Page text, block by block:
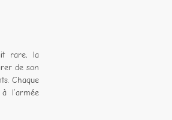
rare, la
de son
Chaque
l’armée